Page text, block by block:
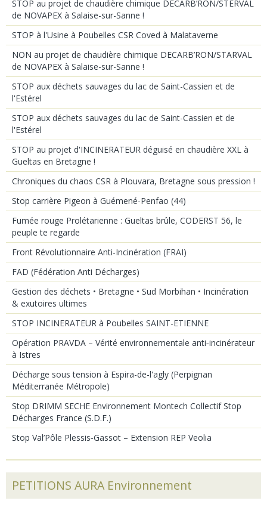
STOP au projet de chaudière chimique DECARB’RON/STERVAL
de NOVAPEX à Salaise-sur-Sanne !
STOP à l'Usine à Poubelles CSR Coved à Malataverne
NON au projet de chaudière chimique DECARB’RON/STARVAL
de NOVAPEX à Salaise-sur-Sanne !
STOP aux déchets sauvages du lac de Saint-Cassien et de
l'Estérel
STOP aux déchets sauvages du lac de Saint-Cassien et de
l'Estérel
STOP au projet d'INCINERATEUR déguisé en chaudière XXL à
Gueltas en Bretagne !
Chroniques du chaos CSR à Plouvara, Bretagne sous pression !
Stop carrière Pigeon à Guémené-Penfao (44)
Fumée rouge Prolétarienne : Gueltas brûle, CODERST 56, le
peuple te regarde
Front Révolutionnaire Anti-Incinération (FRAI)
FAD (Fédération Anti Décharges)
Gestion des déchets • Bretagne • Sud Morbihan • Incinération
& exutoires ultimes
STOP INCINERATEUR à Poubelles SAINT-ETIENNE
Opération PRAVDA – Vérité environnementale anti‑incinérateur
à Istres
Décharge sous tension à Espira-de-l'agly (Perpignan
Méditerranée Métropole)
Stop DRIMM SECHE Environnement Montech Collectif Stop
Décharges France (S.D.F.)
Stop Val’Pôle Plessis‑Gassot – Extension REP Veolia
PETITIONS AURA Environnement